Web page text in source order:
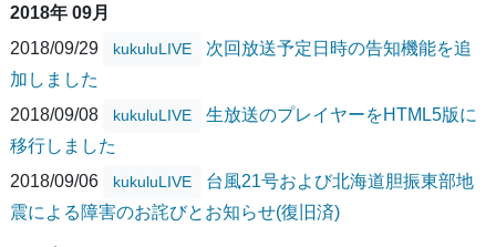
2018年 09月
2018/09/29
kukuluLIVE
次回放送予定日時の告知機能を追
加しました
2018/09/08
kukuluLIVE
生放送のプレイヤーをHTML5版に
移行しました
2018/09/06
kukuluLIVE
台風21号および北海道胆振東部地
震による障害のお詫びとお知らせ(復旧済)